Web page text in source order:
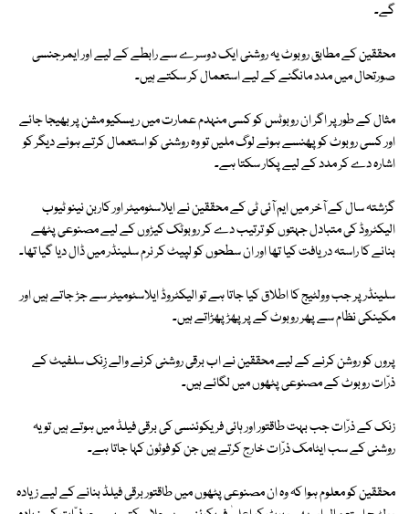
گے۔
محققین کے مطابق روبوٹ یہ روشنی ایک دوسرے سے رابطے کے لیے اور ایمرجنسی
صورتحال میں مدد مانگنے کے لیے استعمال کر سکتے ہیں۔
مثال کے طور پر اگر ان روبوٹس کو کسی منہدم عمارت میں ریسکیو مشن پر بھیجا جائے
اور کسی روبوٹ کو پھنسے ہوئے لوگ ملیں تو وہ روشنی کو استعمال کرتے ہوئے دیگر کو
اشارہ دے کر مدد کے لیے پکار سکتا ہے۔
گزشتہ سال کے آخر میں ایم آئی ٹی کے محققین نے ایلاسٹومیٹر اور کاربن نینو ٹیوب
الیکٹروڈ کی متبادل جہتوں کو ترتیب دے کر روبوٹک کیڑوں کے لیے مصنوعی پٹھے
بنانے کا راستہ دریافت کیا تھا اور ان سطحوں کو لپیٹ کر نرم سلینڈر میں ڈال دیا گیا تھا۔
سلینڈر پر جب وولٹیج کا اطلاق کیا جاتا ہے تو الیکٹروڈ ایلاسٹومیٹر سے جڑ جاتے ہیں اور
مکینکی نظام سے پھر روبوٹ کے پر پھڑپھڑاتے ہیں۔
پروں کو روشن کرنے کے لیے محققین نے اب برقی روشنی کرنے والے زِنک سلفیٹ کے
ذرّات روبوٹ کے مصنوعی پٹھوں میں لگائے ہیں۔
زنک کے ذرّات جب بہت طاقتور اور ہائی فریکوئنسی کی برقی فیلڈ میں ہوتے ہیں تو یہ
روشنی کے سب ایٹامک ذرّات خارج کرتے ہیں جن کو فوٹون کہا جاتا ہے۔
محققین کو معلوم ہوا کہ وہ ان مصنوعی پٹھوں میں طاقتور برقی فیلڈ بنانے کے لیے زیادہ